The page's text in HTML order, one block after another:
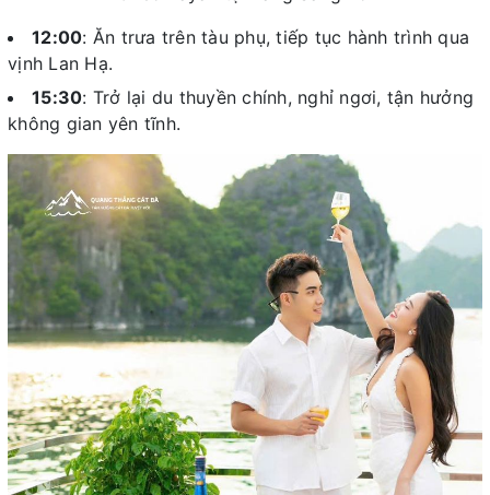
12:00: Ăn trưa trên tàu phụ, tiếp tục hành trình qua
vịnh Lan Hạ.
15:30: Trở lại du thuyền chính, nghỉ ngơi, tận hưởng
không gian yên tĩnh.